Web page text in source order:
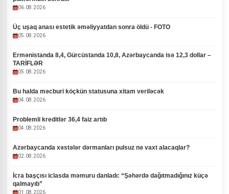
06.08.2026
Üç uşaq anası estetik əməliyyatdan sonra öldü - FOTO
05.08.2026
Ermənistanda 8,4, Gürcüstanda 10,8, Azərbaycanda isə 12,3 dollar –
TARİFLƏR
05.08.2026
Bu halda məcburi köçkün statusuna xitam veriləcək
04.08.2026
Problemli kreditlər 36,4 faiz artıb
04.08.2026
Azərbaycanda xəstələr dərmanları pulsuz nə vaxt alacaqlar?
02.08.2026
İcra başçısı iclasda məmuru danladı: “Şəhərdə dağıtmadığınız küçə
qalmayıb”
01.08.2026